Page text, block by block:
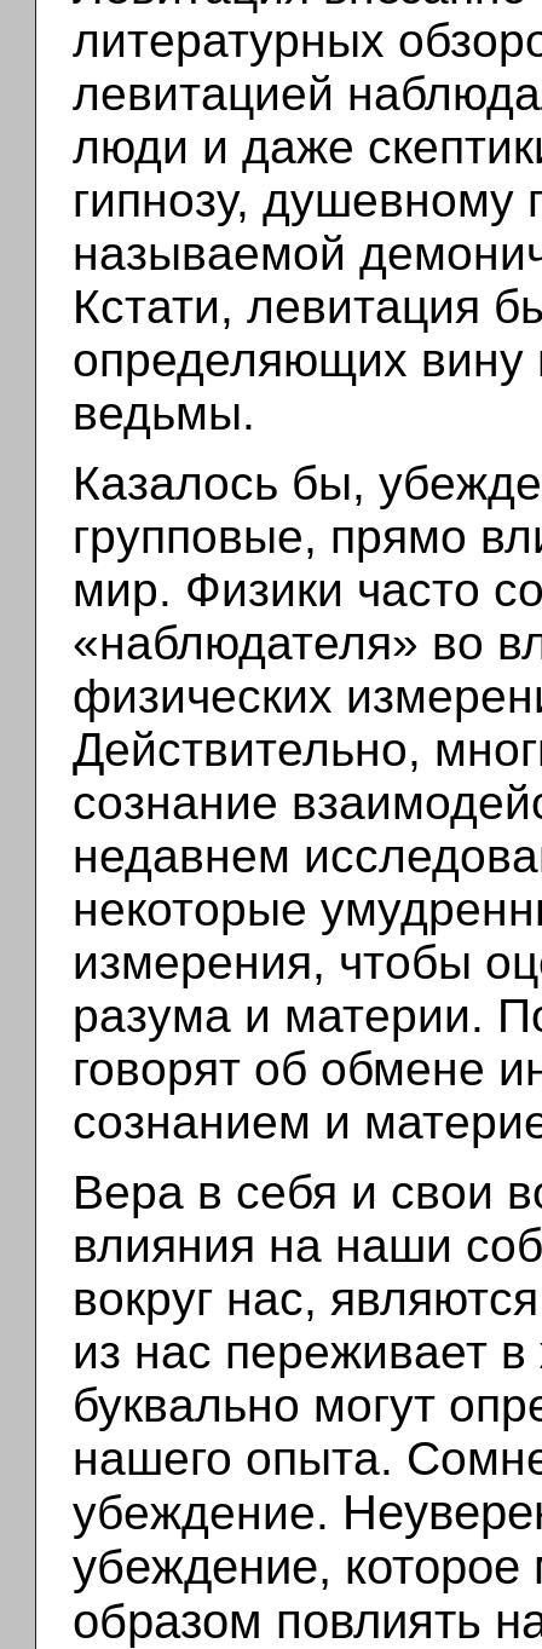
литературных
левитацией
люди и даже
гипнозу,
называемой
Кстати, левитация
определяющих вину
ведьмы.
Казалось бы,
групповые, прямо
мир. Физики часто
«наблюдателя» во
физических
Действительно,
сознание
недавнем
некоторые
измерения, чтобы
разума и материи.
говорят об обмене
сознанием и
Вера в себя и свои
влияния на наши
вокруг нас,
из нас переживает
буквально могут
нашего опыта.
убеждение.
убеждение,
образом повлиять